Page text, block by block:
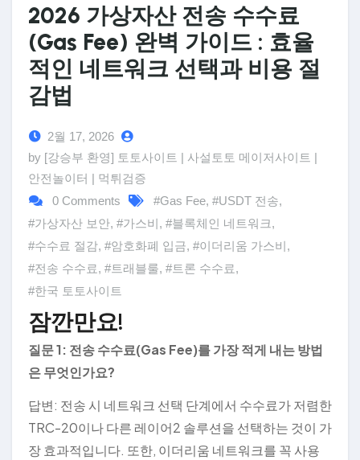
2026 가상자산 전송 수수료
(Gas Fee) 완벽 가이드 : 효율
적인 네트워크 선택과 비용 절
감법
2월 17, 2026
by [강승부 환영] 토토사이트 | 사설토토 메이저사이트 |
안전놀이터 | 먹튀검증
0 Comments
#Gas Fee, #USDT 전송,
#가상자산 보안, #가스비, #블록체인 네트워크,
#수수료 절감, #암호화폐 입금, #이더리움 가스비,
#전송 수수료, #트래블룰, #트론 수수료,
#한국 토토사이트
잠깐만요!
질문 1: 전송 수수료(Gas Fee)를 가장 적게 내는 방법
은 무엇인가요?
답변: 전송 시 네트워크 선택 단계에서 수수료가 저렴한
TRC-20이나 다른 레이어2 솔루션을 선택하는 것이 가
장 효과적입니다. 또한, 이더리움 네트워크를 꼭 사용